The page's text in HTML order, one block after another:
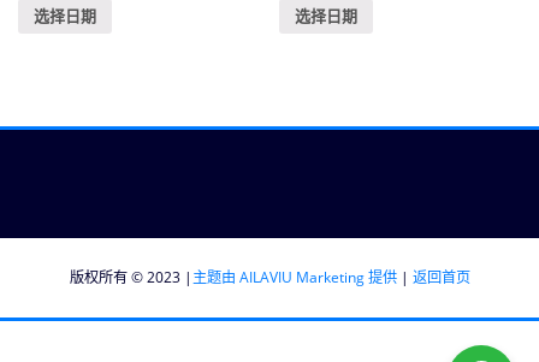
选择日期 选择日期
版权所有 © 2023 | 主题由 AILAVIU Marketing 提供 | 返回首页